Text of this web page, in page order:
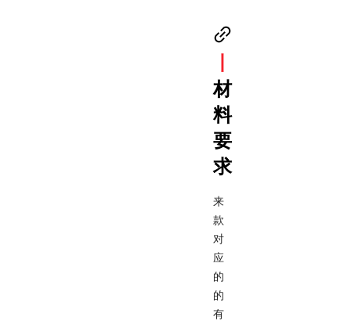
材
料
要
求
来
款
对
应
的
的
有